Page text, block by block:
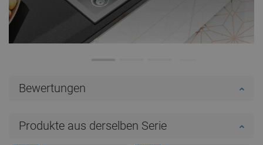
Bewertungen
Produkte aus derselben Serie